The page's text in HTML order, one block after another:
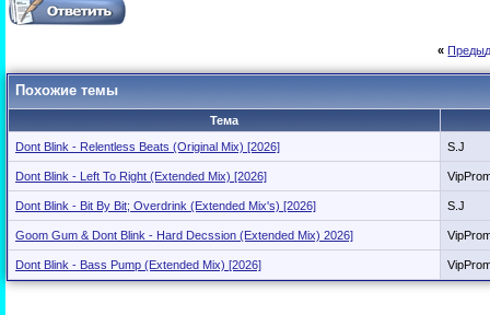
«
Похожие темы
Тема
Dont Blink - Relentless Beats (Original Mix) [2026]
S.J
Dont Blink - Left To Right (Extended Mix) [2026]
Dont Blink - Bit By Bit; Overdrink (Extended Mix's) [2026] S.J
Goom Gum & Dont Blink - Hard Decssion (Extended Mix) 2026]
Dont Blink - Bass Pump (Extended Mix) [2026]